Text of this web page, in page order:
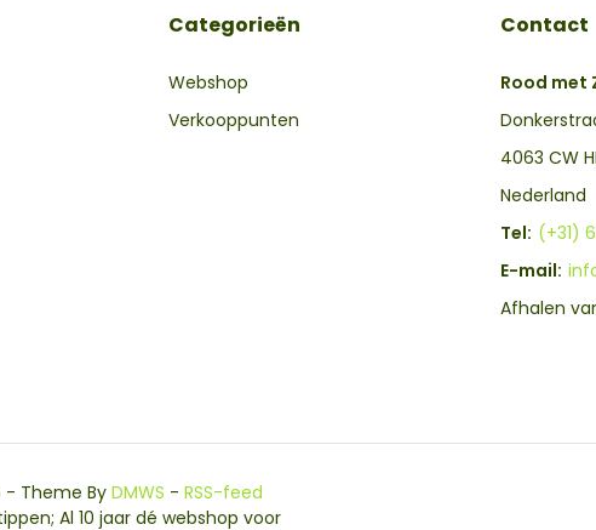
Categorieën
Webshop
Verkooppunten
Contact
Rood met
4063 CW
Nederland
Tel: (+31)
E-mail:
Afhalen
- Theme ByDMWS -RSS-feed
Al 10 jaar dé webshop voor